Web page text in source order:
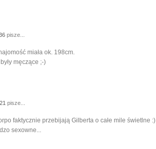
pisze...
miała ok. 198cm.
męczące ;-)
pisze...
faktycznie przebijają Gilberta o całe mile świetlne :)
sexowne...